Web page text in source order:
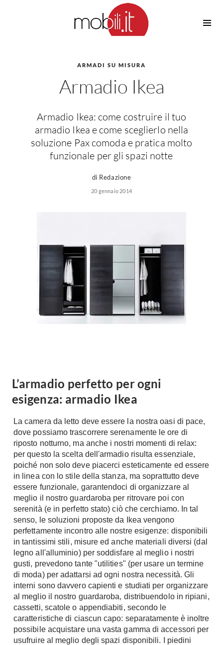
Cucine Design
Cucine Moderne
Cucine Country
Cucine Monoblocco
Consigli Cucine
Attrezzature Interne
Lavastoviglie
Lavatrici
Asciugatrici
Piccoli
Elettrodomestici
Soggiorno
Librerie
Vetrine
Pareti Attrezzate
Porta Tv
Contatti
Divani
Divani moderni
Divani classici
Poltrone
Poltroncine
Divanoletto
Chaise Longue
Divani Angolo
Divani in Pelle
Casette in Legno
Ombrelloni
Pergole
Giardinaggio
Applique
Riscaldamento
Caminetti
Stufe
Stube
Climatizzatore
Deumidificatori
Chiller
Pompe di calore
Ecologia
Geotermia
Case in Legno
Case Prefabbricate
Fotovoltaico
Riciclo
Energie Rinnovabili
Bioedilizia
Teleriscaldamento
Cura della casa
ARMADI SU MISURA
Armadio Ikea
Armadio Ikea: come costruire il tuo
armadio Ikea e come sceglierlo nella
soluzione Pax comoda e pratica molto
funzionale per gli spazi notte
di Redazione
20 gennaio 2014
L’armadio perfetto per ogni
esigenza: armadio Ikea
La camera da letto deve essere la nostra oasi di pace,
dove possiamo trascorrere serenamente le ore di
riposto notturno, ma anche i nostri momenti di relax:
per questo la scelta dell'armadio risulta essenziale,
poiché non solo deve piacerci esteticamente ed essere
in linea con lo stile della stanza, ma soprattutto deve
essere funzionale, garantendoci di organizzare al
meglio il nostro guardaroba per ritrovare poi con
serenità (e in perfetto stato) ciò che cerchiamo. In tal
senso, le soluzioni proposte da Ikea vengono
perfettamente incontro alle nostre esigenze: disponibili
in tantissimi stili, misure ed anche materiali diversi (dal
legno all'alluminio) per soddisfare al meglio i nostri
gusti, prevedono tante "utilities" (per usare un termine
di moda) per adattarsi ad ogni nostra necessità. Gli
interni sono davvero capienti e studiati per organizzare
al meglio il nostro guardaroba, distribuendolo in ripiani,
cassetti, scatole o appendiabiti, secondo le
caratteristiche di ciascun capo: separatamente è inoltre
possibile acquistare una vasta gamma di accessori per
usufruire al meglio degli spazi disponibili. I piedini